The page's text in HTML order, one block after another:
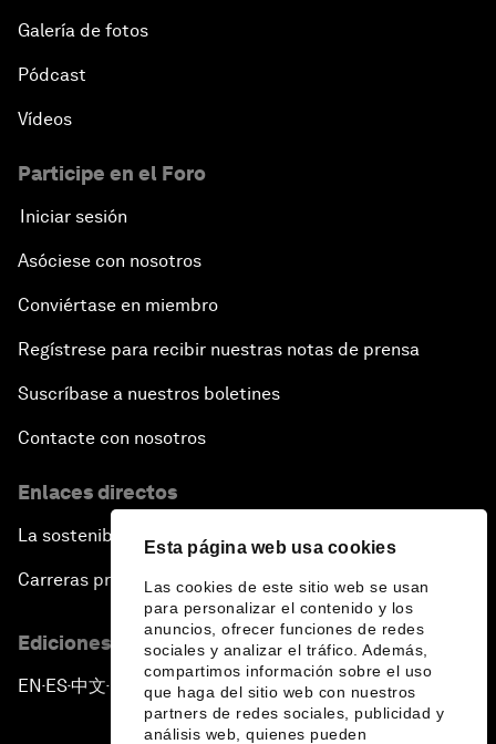
Esta página web usa cookies
Las cookies de este sitio web se usan
para personalizar el contenido y los
anuncios, ofrecer funciones de redes
sociales y analizar el tráfico. Además,
compartimos información sobre el uso
que haga del sitio web con nuestros
partners de redes sociales, publicidad y
análisis web, quienes pueden
Galería de fotos
Pódcast
Vídeos
Participe en el Foro
Iniciar sesión
Asóciese con nosotros
Conviértase en miembro
Regístrese para recibir nuestras notas de prensa
Suscríbase a nuestros boletines
Contacte con nosotros
Enlaces directos
La sostenibilidad en el Foro
Carreras profesionales
Ediciones en otros idiomas
EN ▪ ES▪中文▪ 日本語